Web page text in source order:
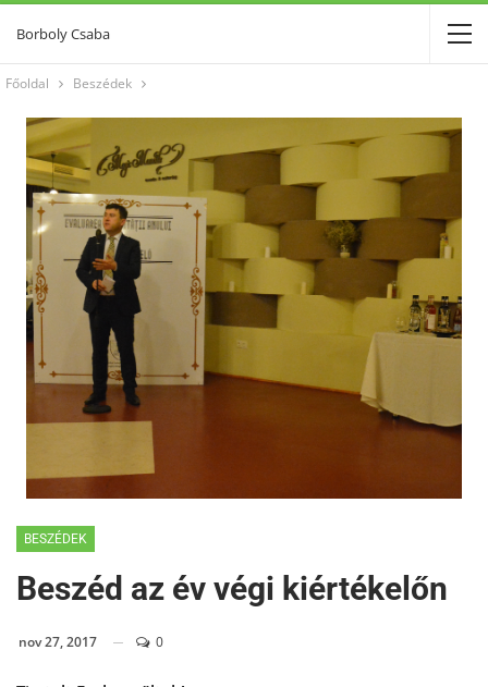
Borboly Csaba
Főoldal Beszédek
BESZÉDEK
Beszéd az év végi kiértékelőn
nov 27, 2017 0